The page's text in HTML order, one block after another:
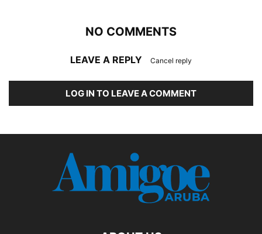
NO COMMENTS
LEAVE A REPLY Cancel reply
LOG IN TO LEAVE A COMMENT